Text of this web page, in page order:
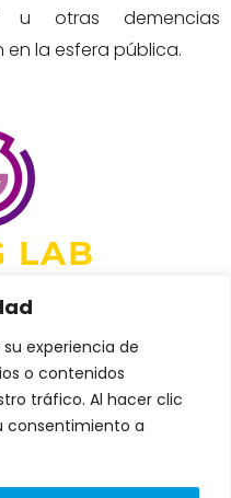
experiencia de
o contenidos
tráfico. Al hacer clic
consentimiento a
u otras demencias
la esfera pública.
LAB
Edificio CNL. Portal A-B.
15707 Santiago de